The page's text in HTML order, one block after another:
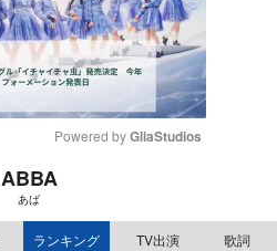
t
Powered by GliaStudios
ABBA
あば
ランキング TV出演 歌詞